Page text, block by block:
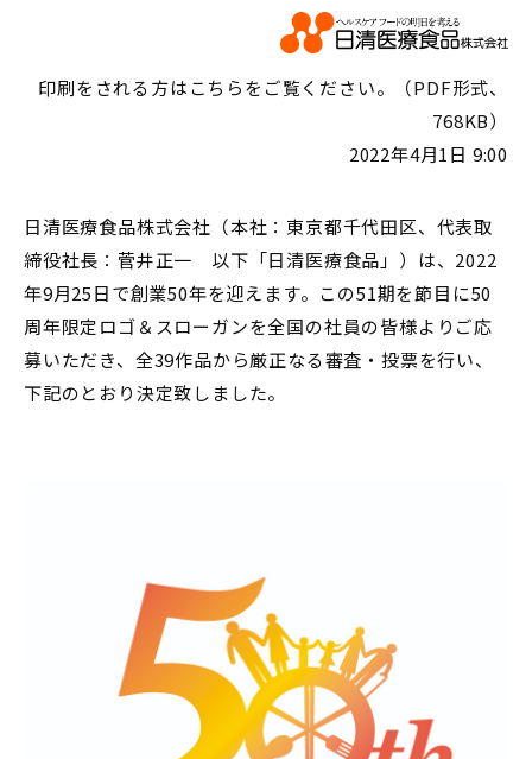
印刷をされる方はこちらをご覧ください。（PDF形式、
768KB）
2022年4月1日 9:00
日清医療食品株式会社（本社：東京都千代田区、代表取
締役社長：菅井正一 以下「日清医療食品」）は、2022
年9月25日で創業50年を迎えます。この51期を節目に50
周年限定ロゴ＆スローガンを全国の社員の皆様よりご応
募いただき、全39作品から厳正なる審査・投票を行い、
下記のとおり決定致しました。